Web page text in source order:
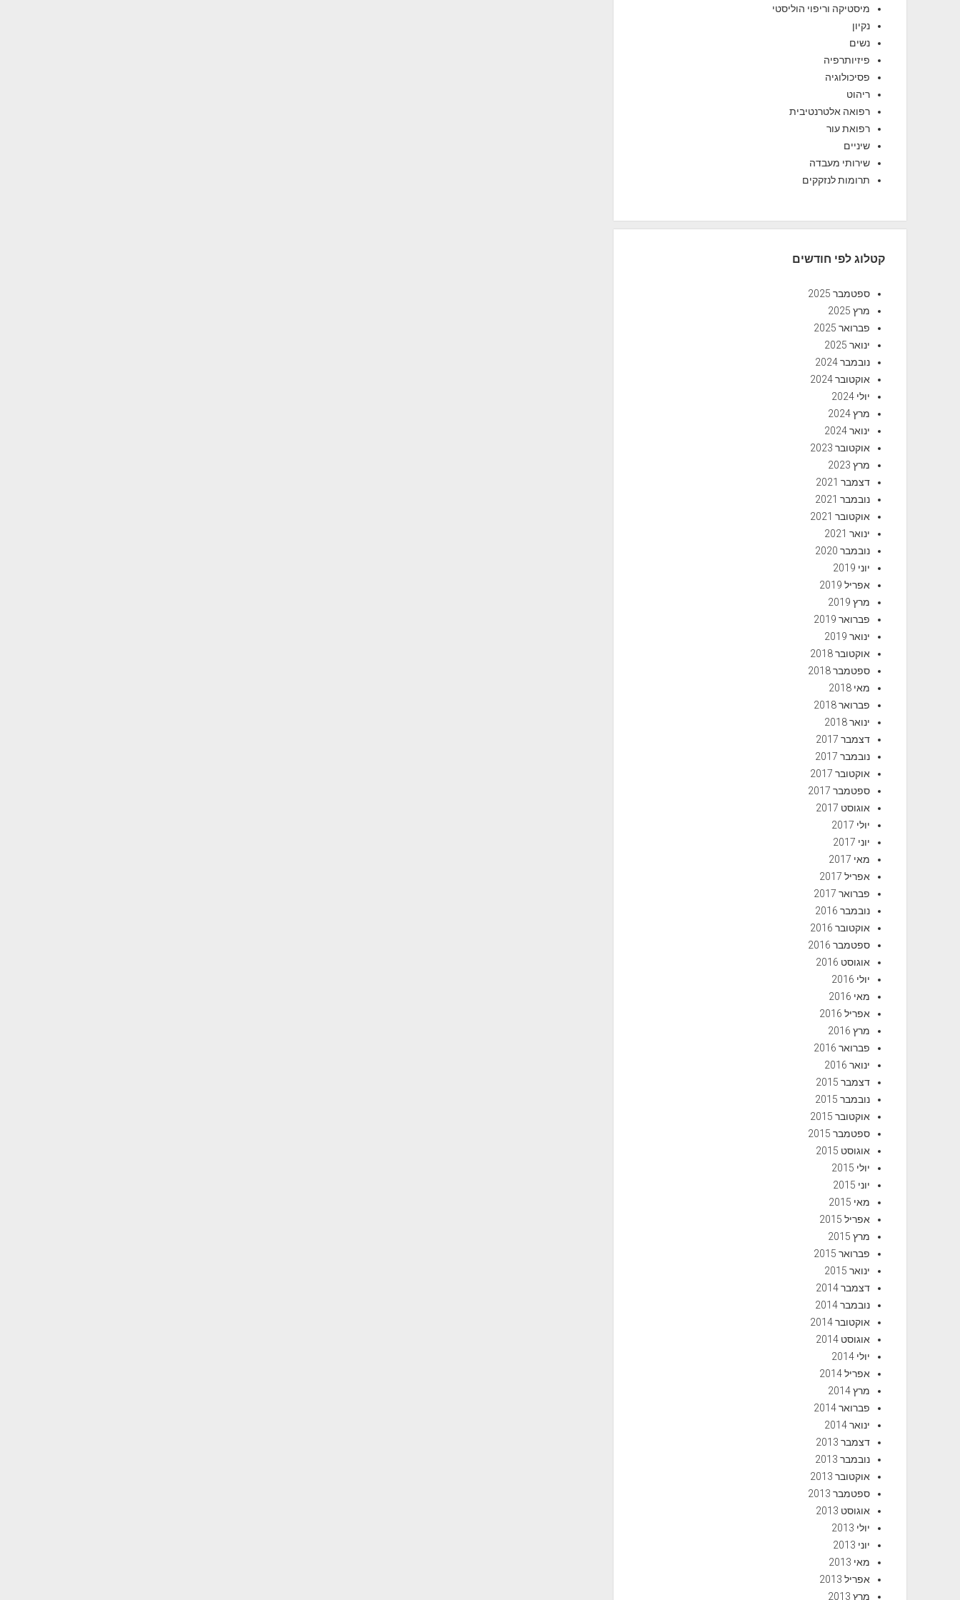
מיסטיקה וריפוי הוליסטי
נקיון
נשים
פיזיותרפיה
פסיכולוגיה
ריהוט
רפואה אלטרנטיבית
רפואת עור
שיניים
שירותי מעבדה
תרומות לנזקקים
קטלוג לפי חודשים
ספטמבר 2025
מרץ 2025
פברואר 2025
ינואר 2025
נובמבר 2024
אוקטובר 2024
יולי 2024
מרץ 2024
ינואר 2024
אוקטובר 2023
מרץ 2023
דצמבר 2021
נובמבר 2021
אוקטובר 2021
ינואר 2021
נובמבר 2020
יוני 2019
אפריל 2019
מרץ 2019
פברואר 2019
ינואר 2019
אוקטובר 2018
ספטמבר 2018
מאי 2018
פברואר 2018
ינואר 2018
דצמבר 2017
נובמבר 2017
אוקטובר 2017
ספטמבר 2017
אוגוסט 2017
יולי 2017
יוני 2017
מאי 2017
אפריל 2017
פברואר 2017
נובמבר 2016
אוקטובר 2016
ספטמבר 2016
אוגוסט 2016
יולי 2016
מאי 2016
אפריל 2016
מרץ 2016
פברואר 2016
ינואר 2016
דצמבר 2015
נובמבר 2015
אוקטובר 2015
ספטמבר 2015
אוגוסט 2015
יולי 2015
יוני 2015
מאי 2015
אפריל 2015
מרץ 2015
פברואר 2015
ינואר 2015
דצמבר 2014
נובמבר 2014
אוקטובר 2014
אוגוסט 2014
יולי 2014
אפריל 2014
מרץ 2014
פברואר 2014
ינואר 2014
דצמבר 2013
נובמבר 2013
אוקטובר 2013
ספטמבר 2013
אוגוסט 2013
יולי 2013
יוני 2013
מאי 2013
אפריל 2013
מרץ 2013